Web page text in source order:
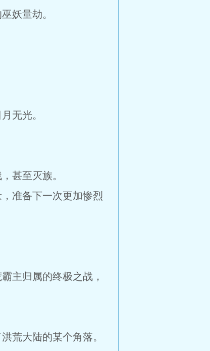
妖量劫。
无光。
甚至灭族。
准备下一次更加惨烈
主归属的终极之战，
荒大陆的某个角落。